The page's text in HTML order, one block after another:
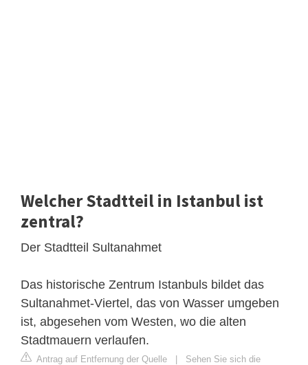
Welcher Stadtteil in Istanbul ist
zentral?
Der Stadtteil Sultanahmet
Das historische Zentrum Istanbuls bildet das
Sultanahmet-Viertel, das von Wasser umgeben
ist, abgesehen vom Westen, wo die alten
Stadtmauern verlaufen.
Antrag auf Entfernung der Quelle | Sehen Sie sich die